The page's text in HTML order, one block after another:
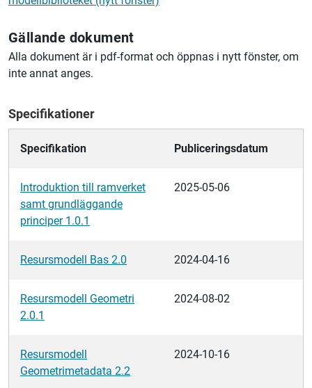
Gällande dokument
Alla dokument är i pdf-format och öppnas i nytt fönster, om
inte annat anges.
Specifikationer
Specifikation Publiceringsdatum
Introduktion till ramverket
samt grundläggande
principer 1.0.1
2025-05-06
Resursmodell Bas 2.0 2024-04-16
Resursmodell Geometri
2.0.1
2024-08-02
Resursmodell
Geometrimetadata 2.2
2024-10-16